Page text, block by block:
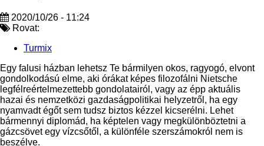
2020/10/26 - 11:24
Rovat:
Turmix
Egy falusi házban lehetsz Te bármilyen okos, ragyogó, elvont
gondolkodású elme, aki órákat képes filozofálni Nietsche
legfélreértelmezettebb gondolatairól, vagy az épp aktuális
hazai és nemzetközi gazdaságpolitikai helyzetről, ha egy
nyamvadt égőt sem tudsz biztos kézzel kicserélni. Lehet
bármennyi diplomád, ha képtelen vagy megkülönböztetni a
gázcsövet egy vízcsőtől, a különféle szerszámokról nem is
beszélve.